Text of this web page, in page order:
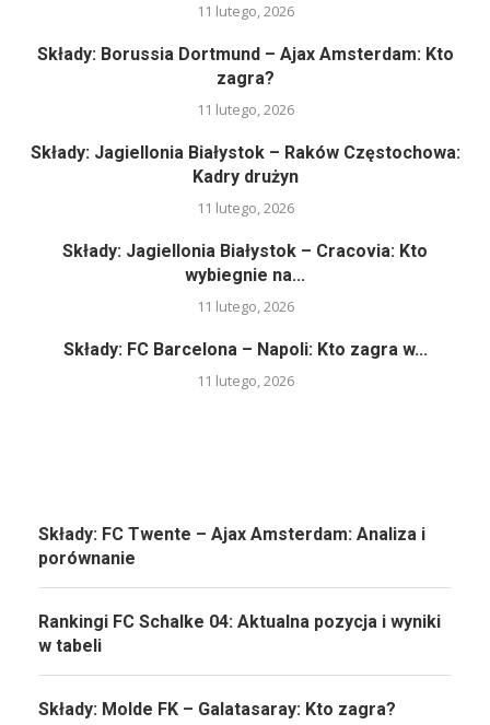
11 lutego, 2026
Składy: Borussia Dortmund – Ajax Amsterdam: Kto
zagra?
11 lutego, 2026
Składy: Jagiellonia Białystok – Raków Częstochowa:
Kadry drużyn
11 lutego, 2026
Składy: Jagiellonia Białystok – Cracovia: Kto
wybiegnie na...
11 lutego, 2026
Składy: FC Barcelona – Napoli: Kto zagra w...
11 lutego, 2026
Składy: FC Twente – Ajax Amsterdam: Analiza i
porównanie
Rankingi FC Schalke 04: Aktualna pozycja i wyniki
w tabeli
Składy: Molde FK – Galatasaray: Kto zagra?